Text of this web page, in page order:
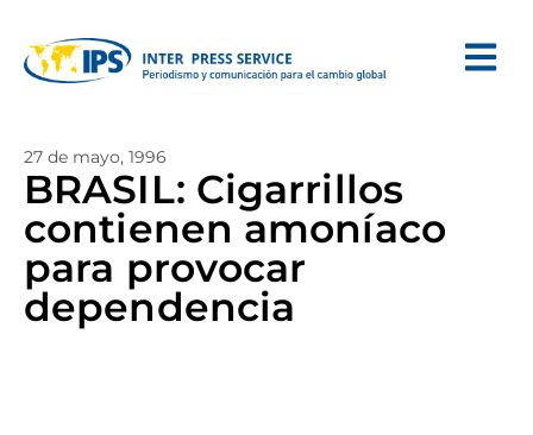
27 de mayo, 1996
BRASIL: Cigarrillos
contienen amoníaco
para provocar
dependencia